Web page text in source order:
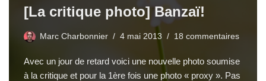
[La critique photo] Banzaï!
Marc Charbonnier 4 mai 2013 18 commentaires
Avec un jour de retard voici une nouvelle photo soumise
à la critique et pour la 1ère fois une photo « proxy ». Pas